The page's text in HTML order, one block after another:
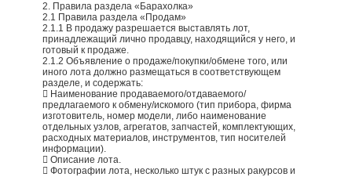
2. Правила раздела «Барахолка»
2.1 Правила раздела «Продам»
2.1.1 В продажу разрешается выставлять лот,
принадлежащий лично продавцу, находящийся у него, и
готовый к продаже.
2.1.2 Объявление о продаже/покупки/обмене того, или
иного лота должно размещаться в соответствующем
разделе, и содержать:
 Наименование продаваемого/отдаваемого/
предлагаемого к обмену/искомого (тип прибора, фирма
изготовитель, номер модели, либо наименование
отдельных узлов, агрегатов, запчастей, комплектующих,
расходных материалов, инструментов, тип носителей
информации).
 Описание лота.
 Фотографии лота, несколько штук с разных ракурсов и